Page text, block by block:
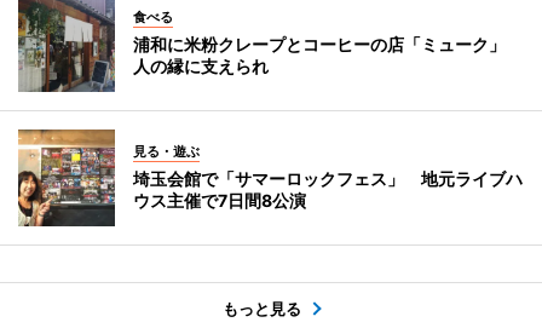
食べる
浦和に米粉クレープとコーヒーの店「ミューク」
人の縁に支えられ
見る・遊ぶ
埼玉会館で「サマーロックフェス」 地元ライブハ
ウス主催で7日間8公演
もっと見る